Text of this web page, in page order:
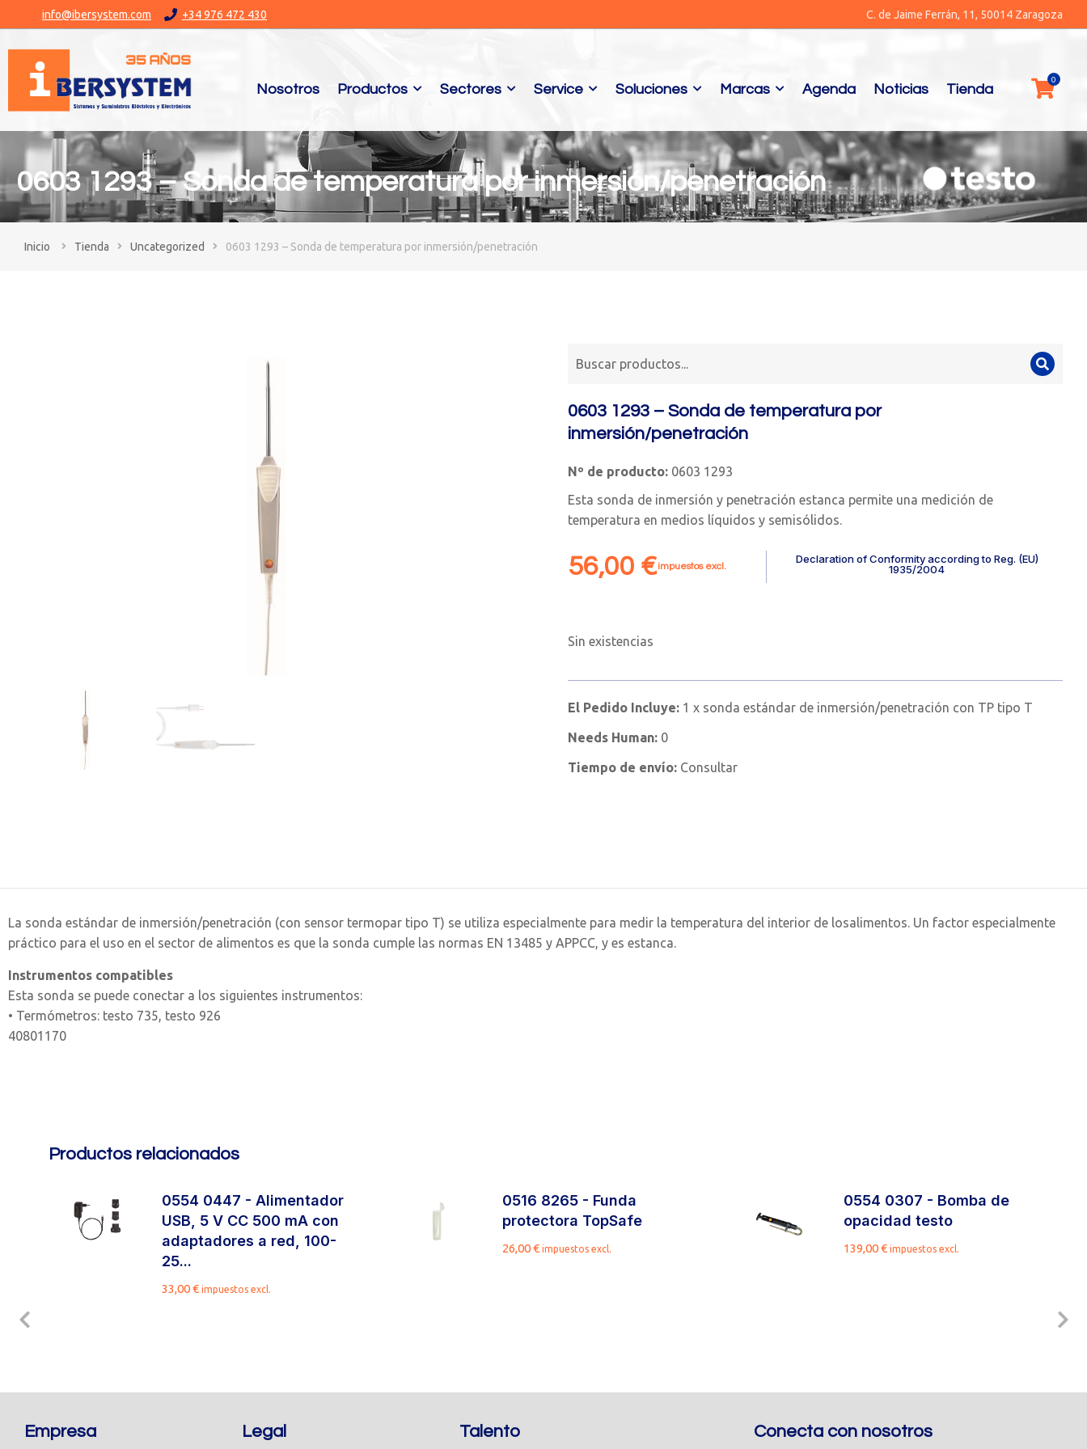
info@ibersystem.com +34 976 472 430 C. de Jaime Ferrán, 11, 50014 Zaragoza
Nosotros Productos Sectores Service Soluciones Marcas Agenda Noticias Tienda
0603 1293 – Sonda de temperatura por inmersión/penetración
You are here:
Tienda Uncategorized 0603 1293 – Sonda de temperatura por inmersión/penetración
0603 1293 – Sonda de temperatura por
inmersión/penetración
Nº de producto: 0603 1293
Esta sonda de inmersión y penetración estanca permite una medición de
temperatura en medios líquidos y semisólidos.
56,00 €impuestos excl.
Declaration of Conformity according to Reg. (EU)
1935/2004
Sin existencias
El Pedido Incluye: 1 x sonda estándar de inmersión/penetración con TP tipo T
Needs Human: 0
Tiempo de envío: Consultar
La sonda estándar de inmersión/penetración (con sensor termopar tipo T) se utiliza especialmente para medir la temperatura del interior de losalimentos. Un factor especialmente
práctico para el uso en el sector de alimentos es que la sonda cumple las normas EN 13485 y APPCC, y es estanca.
Instrumentos compatibles
Esta sonda se puede conectar a los siguientes instrumentos:
• Termómetros: testo 735, testo 926
40801170
Productos relacionados
0554 0447 - Alimentador
USB, 5 V CC 500 mA con
adaptadores a red, 100-
25...
33,00€ impuestos excl.
0516 8265 - Funda
protectora TopSafe
26,00€ impuestos excl.
0554 0307 - Bomba de
opacidad testo
139,00€ impuestos excl.
Empresa Legal Talento Conecta con nosotros